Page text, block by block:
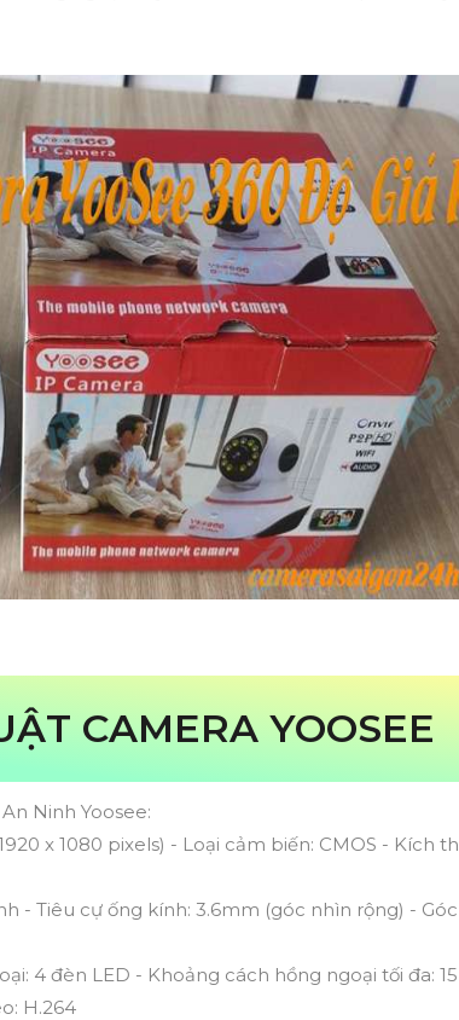
CAMERA YOOSEE
Ninh Yoosee:
x 1080 pixels) - Loại cảm biến: CMOS - Kích
- Tiêu cự ống kính: 3.6mm (góc nhìn rộng) -
4 đèn LED - Khoảng cách hồng ngoại tối đa:
H.264